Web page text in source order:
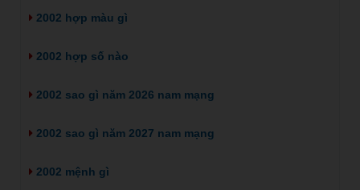
2002 hợp màu gì
2002 hợp số nào
2002 sao gì năm 2026 nam mạng
2002 sao gì năm 2027 nam mạng
2002 mệnh gì